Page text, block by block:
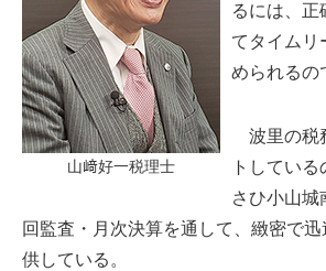
山﨑好一税理士
るには、正
てタイムリ
められるの
波里の税
トしてい
さひ小山城
回監査・月次決算を通して、緻密で
供している。